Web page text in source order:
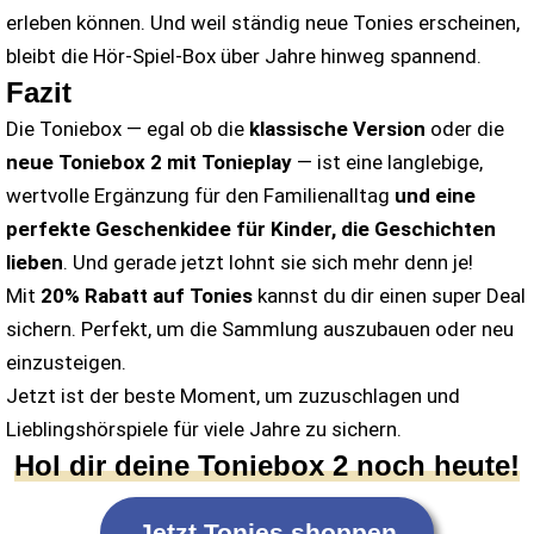
erleben können. Und weil ständig neue Tonies erscheinen,
bleibt die Hör-Spiel-Box über Jahre hinweg spannend.
Fazit
Die Toniebox — egal ob die klassische Version oder die
neue Toniebox 2 mit Tonieplay — ist eine langlebige,
wertvolle Ergänzung für den Familienalltag und eine
perfekte Geschenkidee für Kinder, die Geschichten
lieben. Und gerade jetzt lohnt sie sich mehr denn je!
Mit 20% Rabatt auf Tonies kannst du dir einen super Deal
sichern. Perfekt, um die Sammlung auszubauen oder neu
einzusteigen.
Jetzt ist der beste Moment, um zuzuschlagen und
Lieblingshörspiele für viele Jahre zu sichern.
Hol dir deine Toniebox 2 noch heute!